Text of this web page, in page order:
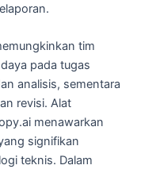
tim
pada tugas
analisis, sementara
revisi. Alat
menawarkan
signifikan
teknis. Dalam